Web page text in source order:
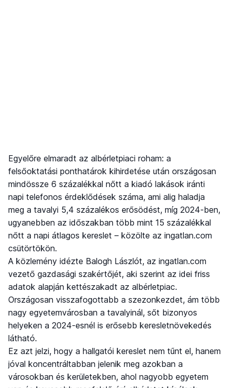
Egyelőre elmaradt az albérletpiaci roham: a
felsőoktatási ponthatárok kihirdetése után országosan
mindössze 6 százalékkal nőtt a kiadó lakások iránti
napi telefonos érdeklődések száma, ami alig haladja
meg a tavalyi 5,4 százalékos erősödést, míg 2024-ben,
ugyanebben az időszakban több mint 15 százalékkal
nőtt a napi átlagos kereslet – közölte az ingatlan.com
csütörtökön.
A közlemény idézte Balogh Lászlót, az ingatlan.com
vezető gazdasági szakértőjét, aki szerint az idei friss
adatok alapján kettészakadt az albérletpiac.
Országosan visszafogottabb a szezonkezdet, ám több
nagy egyetemvárosban a tavalyinál, sőt bizonyos
helyeken a 2024-esnél is erősebb keresletnövekedés
látható.
Ez azt jelzi, hogy a hallgatói kereslet nem tűnt el, hanem
jóval koncentráltabban jelenik meg azokban a
városokban és kerületekben, ahol nagyobb egyetem